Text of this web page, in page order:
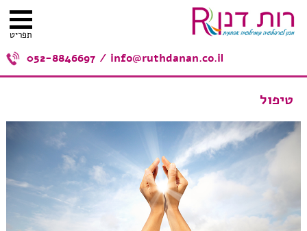
info@ruthdanan.co.il
/
052-8846697
טיפול
תפריט